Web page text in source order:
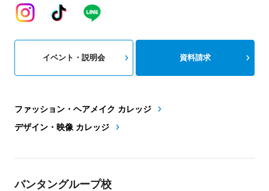
ファッション・ヘアメイク カレッジ
デザイン・映像 カレッジ
イベント・説明会 資料請求
バンタングループ校